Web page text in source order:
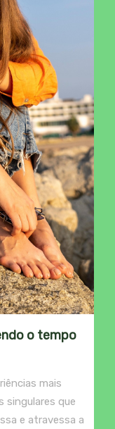
o tempo
mais
singulares que
e atravessa a